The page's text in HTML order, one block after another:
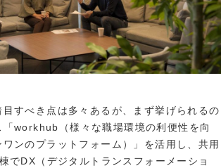
すべき点は多々あるが、まず挙げられるの
workhub（様々な職場環境の利便性を向
ンのプラットフォーム）」を活用し、共用
でDX（デジタルトランスフォーメーショ